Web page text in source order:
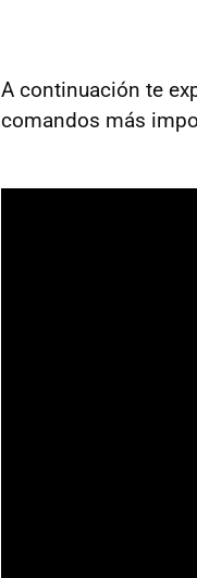
A continuación te
comandos más